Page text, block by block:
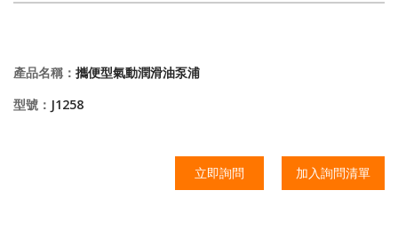
產品名稱： 攜便型氣動潤滑油泵浦
型號： J1258
立即詢問 加入詢問清單